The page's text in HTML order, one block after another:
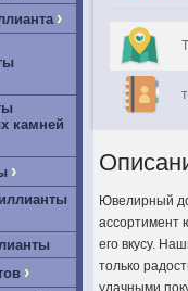
›
камней
›
›
Ювелирный
ассортимент
его вкусу.
только